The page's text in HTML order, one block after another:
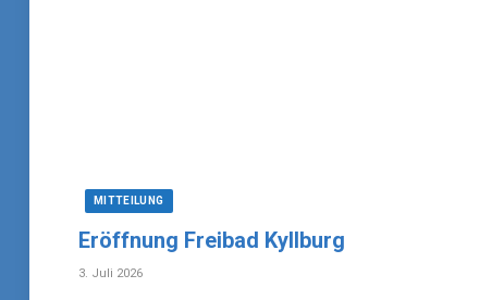
MITTEILUNG
Eröffnung Freibad Kyllburg
3. Juli 2026